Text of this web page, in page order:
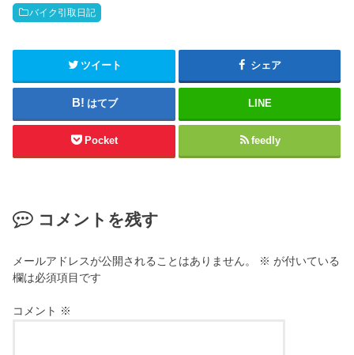
バイク引取日記
ツイート シェア
はてブ LINE
Pocket feedly
コメントを残す
メールアドレスが公開されることはありません。 ※ が付いている
欄は必須項目です
コメント ※